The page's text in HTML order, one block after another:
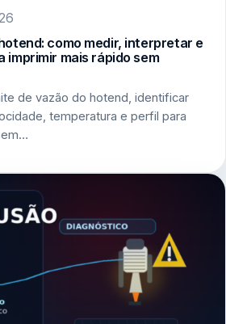
como medir, interpretar e
imprimir mais rápido sem
de vazão do hotend, identificar
temperatura e perfil para